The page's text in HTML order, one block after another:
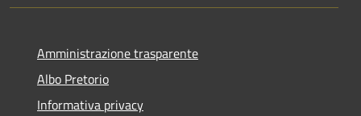
Amministrazione trasparente
Albo Pretorio
Informativa privacy